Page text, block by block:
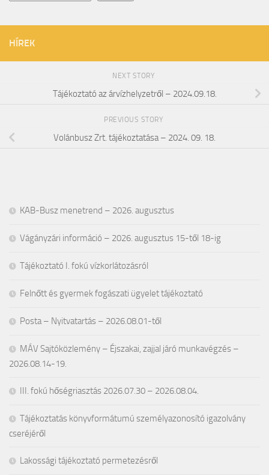
HÍREK
NEXT STORY
Tájékoztató az árvízhelyzetről – 2024.09.18.
PREVIOUS STORY
Volánbusz Zrt. tájékoztatása – 2024. 09. 18.
KAB-Busz menetrend – 2026. augusztus
Vágányzári információ – 2026. augusztus 15-től 18-ig
Tájékoztató I. fokú vízkorlátozásról
Felnőtt és gyermek fogászati ügyelet tájékoztató
Posta – Nyitvatartás – 2026.08.01-től
MÁV Sajtóközlemény – Éjszakai, zajjal járó munkavégzés –
2026.08.14-19.
III. fokú hőségriasztás 2026.07.30 – 2026.08.04.
Tájékoztatás könyvformátumú személyazonosító igazolvány
cseréjéről
Lakossági tájékoztató permetezésről